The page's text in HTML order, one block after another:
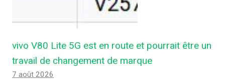
vivo V80 Lite 5G est en route et pourrait être un
travail de changement de marque
7 août 2026